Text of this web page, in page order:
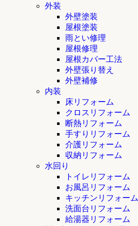
外装
外壁塗装
屋根塗装
雨とい修理
屋根修理
屋根カバー工法
外壁張り替え
外壁補修
内装
床リフォーム
クロスリフォーム
断熱リフォーム
手すりリフォーム
介護リフォーム
収納リフォーム
水回り
トイレリフォーム
お風呂リフォーム
キッチンリフォーム
洗面台リフォーム
給湯器リフォーム